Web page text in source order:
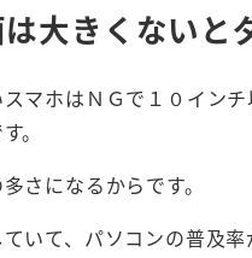
大きくないと
マホはＮＧで１０イン
。
さになるからです。
いて、パソコンの普及率